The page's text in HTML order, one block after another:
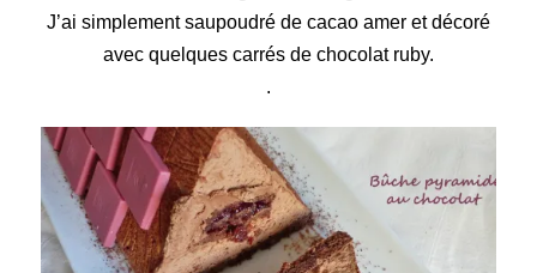
J’ai simplement saupoudré de cacao amer et décoré
avec quelques carrés de chocolat ruby.
.